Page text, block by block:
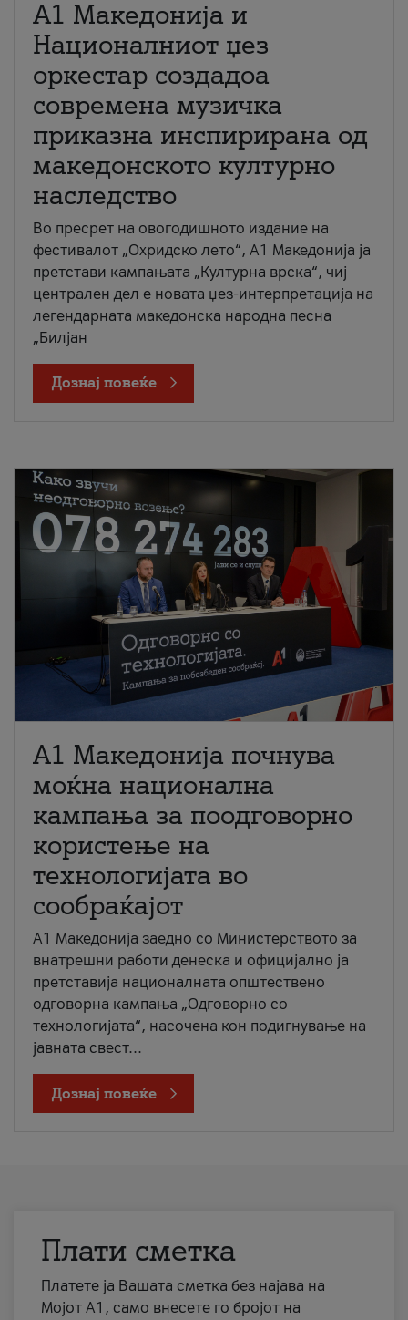
А1 Македонија и
Националниот џез
оркестар создадоа
современа музичка
приказна инспирирана од
македонското културно
наследство
Во пресрет на овогодишното издание на
фестивалот „Охридско лето“, А1 Македонија ја
претстави кампањата „Културна врска“, чиј
централен дел е новата џез-интерпретација на
легендарната македонска народна песна
„Билјан
Дознај повеќе
A1 Македонија почнува
моќна национална
кампања за поодговорно
користење на
технологијата во
сообраќајот
A1 Македонија заедно со Министерството за
внатрешни работи денеска и официјално ја
претставија националната општествено
одговорна кампања „Одговорно со
технологијата“, насочена кон подигнување на
јавната свест...
Дознај повеќе
Плати сметка
Платете ја Вашата сметка без најава на
Мојот А1, само внесете го бројот на